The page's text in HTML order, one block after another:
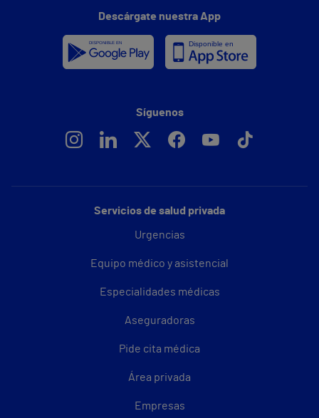
Servicios de salud privada
Urgencias
Equipo médico y asistencial
Especialidades médicas
Aseguradoras
Pide cita médica
Área privada
Empresas
Descárgate nuestra App
Síguenos